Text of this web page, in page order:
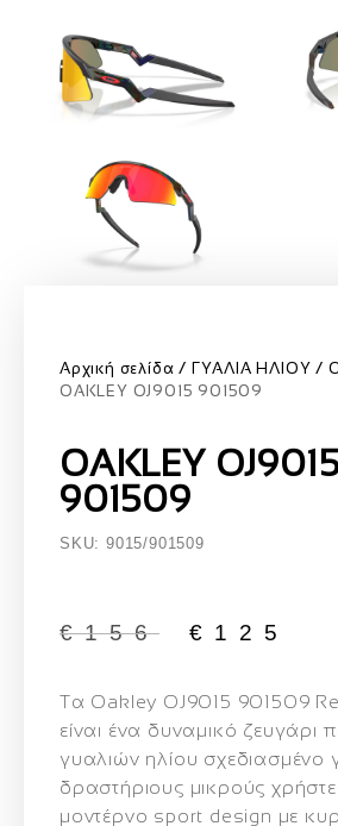
Αρχική σελίδα ΓΥΑΛΙΑ ΗΛΙΟΥ
OAKLEY OJ9015 901509
OAKLEY
901509
SKU: 9015/901509
€156 € 125
Τα Oakley OJ9015 901509
είναι ένα δυναμικό ζευγάρι
γυαλιών ηλίου σχεδιασμένο
δραστήριους μικρούς
μοντέρνο sport design με